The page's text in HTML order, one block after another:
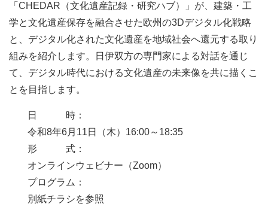
「CHEDAR（文化遺産記録・研究ハブ）」が、建築・工
学と文化遺産保存を融合させた欧州の3Dデジタル化戦略
と、デジタル化された文化遺産を地域社会へ還元する取り
組みを紹介します。日伊双方の専門家による対話を通じ
て、デジタル時代における文化遺産の未来像を共に描くこ
とを目指します。
日 時 ：
令和8年6月11日
（木） 16:00～18:35
形
式 ：
オンラインウェビナー（Zoom）
プログラム：
別紙チラシを参照